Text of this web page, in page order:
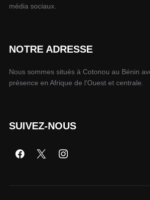
média sociaux.
NOTRE ADRESSE
Nous sommes situés à Cotonou au Bénin
présence en Afrique de l'Ouest et centrale.
SUIVEZ-NOUS